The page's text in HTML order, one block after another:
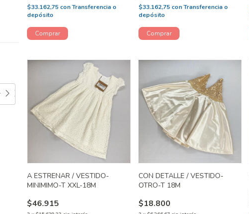
$33.162,75 con Transferencia o
depósito
$33.162,75 con Transferencia o
depósito
A ESTRENAR / VESTIDO-
MINIMIMO-T XXL-18M
$46.915
CON DETALLE / VESTIDO-
OTRO-T 18M
$18.800